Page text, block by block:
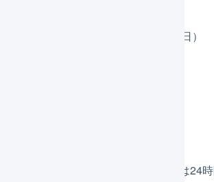
8月11日（木）祝日（山の日）
なお、システムの監視については24